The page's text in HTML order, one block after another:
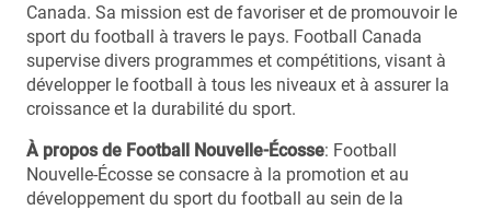
Canada. Sa mission est de favoriser et de promouvoir le
sport du football à travers le pays. Football Canada
supervise divers programmes et compétitions, visant à
développer le football à tous les niveaux et à assurer la
croissance et la durabilité du sport.
À propos de Football Nouvelle-Écosse: Football
Nouvelle-Écosse se consacre à la promotion et au
développement du sport du football au sein de la